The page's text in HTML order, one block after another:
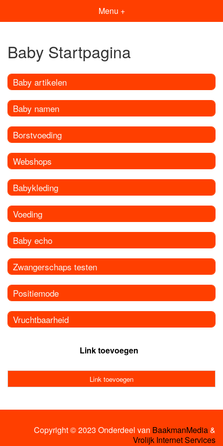
Menu +
Baby Startpagina
Baby artikelen
Baby namen
Borstvoeding
Webshops
Babykleding
Voeding
Baby echo
Zwangerschaps testen
Positiemode
Vruchtbaarheid
Link toevoegen
Link toevoegen
Copyright © 2023 Onderdeel van BaakmanMedia&
Vrolijk Internet Services